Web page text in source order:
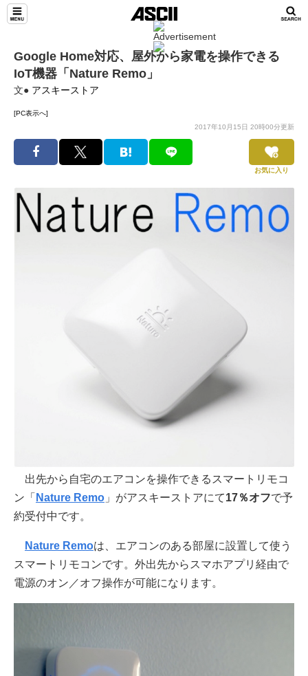
Google Home対応、屋外から家電を操作できる
IoT機器「Nature Remo」
文● アスキーストア
[PC表示へ]
2017年10月15日 20時00分更新
お気に入り
出先から自宅のエアコンを操作できるスマートリモコ
ン「 Nature Remo 」がアスキーストアにて17％オフで予
約受付中です。
Nature Remoは、エアコンのある部屋に設置して使う
スマートリモコンです。外出先からスマホアプリ経由で
電源のオン／オフ操作が可能になります。